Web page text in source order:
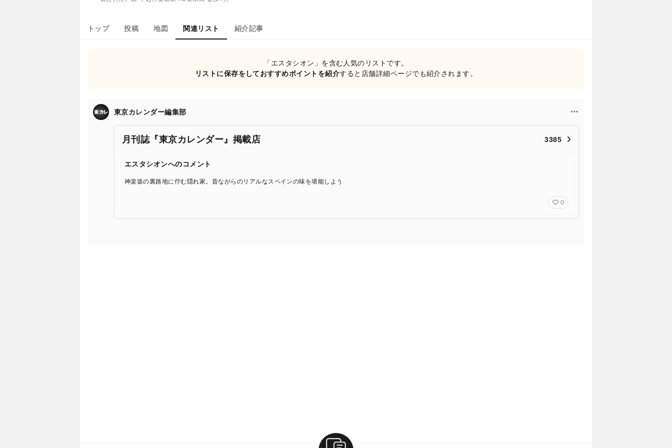
トップ 投稿 地図 関連リスト 紹介記事
「エスタシオン」を含む人気のリストです。
リストに保存をしておすすめポイントを紹介すると店舗詳細ページでも紹介されます。
東京カレンダー編集部
月刊誌『東京カレンダー』掲載店 3385
エスタシオンへのコメント
神楽坂の裏路地に佇む隠れ家。昔ながらのリアルなスペインの味を堪能しよう
0